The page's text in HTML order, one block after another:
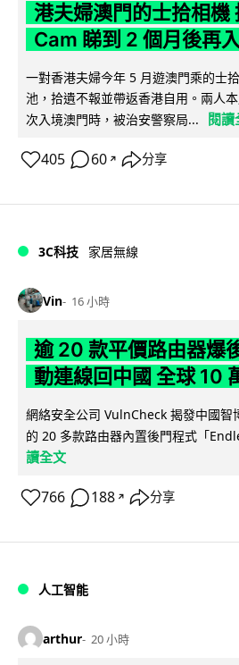
港夫婦澳門的士拾相機
Cam 睇到 2 個月後再
一對香港夫婦今年 5 月遊澳門乘的士
池，拾遺不報並帶返香港自用。兩人
次入境澳門時，被治安警察局...
閱
405 60 ↗ 分享
3C科技 家居無線
Vin 16 小時
逾 20 款平價路由器爆
動連線回中國 全球 10
網絡安全公司 VulnCheck 揭發中國
的 20 多款路由器內置後門程式「
讀全文
766 188 ↗ 分享
人工智能
arthur 20 小時